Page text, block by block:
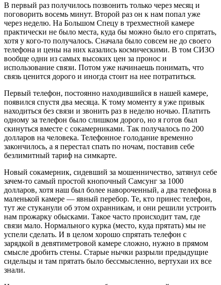
В первый раз получилось позвонить только через месяц и
поговорить восемь минут. Второй раз он к нам попал уже
через неделю. На Большом Спецу в трехместной камере
практически не было места, куда бы можно было его спрятать,
хотя у кого-то получалось. Сначала было совсем не до своего
телефона и цены на них казались космическими. В том СИЗО
вообще одни из самых высоких цен за пронос и
использование связи. Потом уже начинаешь понимать, что
связь ценится дорого и иногда стоит на нее потратиться.
Первый телефон, постоянно находившийся в нашей камере,
появился спустя два месяца. К тому моменту я уже привык
находиться без связи и звонить раз в неделю ночью. Платить
одному за телефон было слишком дорого, но я готов был
скинуться вместе с сокамерниками. Так получалось по 200
долларов на человека. Телефонное голодание временно
закончилось, а я перестал спать по ночам, поставив себе
безлимитный тариф на симкарте.
Новый сокамерник, сидевший за мошенничество, затянул себе
зачем-то самый простой кнопочный Самсунг за 1000
долларов, хотя наш был более навороченный, а два телефона в
маленькой камере — явный перебор. Те, кто принес телефон,
тут же стуканули об этом охранникам, и они решили устроить
нам прожарку обысками. Такое часто происходит там, где
связи мало. Нормального курка (место, куда прятать) мы не
успели сделать. И в целом хорошо спрятать телефон с
зарядкой в девятиметровой камере сложно, нужно в прямом
смысле дробить стены. Старые нычки разрыли предыдущие
сидельцы и там прятать было бессмысленно, вертухаи их все
знали.